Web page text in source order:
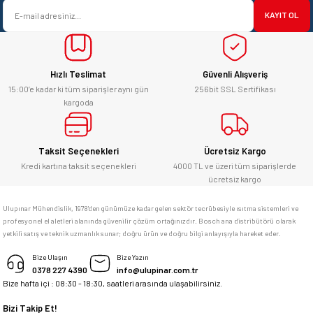
Ürün fiyatı diğer sitelerden daha pahalı.
Bu ürüne benzer farklı alternatifler olmalı.
başarılı. hayırlı işler. teşekkürler.
yücel çağatay uzun | 12/06/2026
Kesinlikle orjinal ürün, güvenerek
alabilirsiniz.
E... Ü... | 10/06/2026
Bosch marka alet alacaksam kesinlikle
adresim Ulupınar.com.tr
memnun kaldım
Deneyimini Paylaş
KAYIT OL
Hızlı Teslimat
15:00’e kadar ki tüm siparişler aynı gün
kargoda
Güvenli Alışveriş
256bit SSL Sertifikası
Taksit Seçenekleri
Kredi kartına taksit seçenekleri
Ücretsiz Kargo
4000 TL ve üzeri tüm siparişlerde
ücretsiz kargo
Ulupınar Mühendislik, 1978'den günümüze kadar gelen sektör tecrübesiyle ısıtma sistemleri ve
profesyonel el aletleri alanında güvenilir çözüm ortağınızdır. Bosch ana distribütörü olarak
yetkili satış ve teknik uzmanlık sunar; doğru ürün ve doğru bilgi anlayışıyla hareket eder.
Bize Ulaşın
0378 227 4390
Bize Yazın
info@ulupinar.com.tr
Bize hafta içi : 08:30 - 18:30, saatleri arasında ulaşabilirsiniz.
Bizi Takip Et!